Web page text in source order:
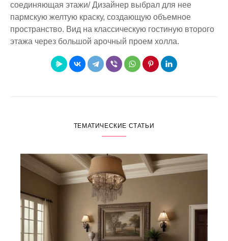
соединяющая этажи/ Дизайнер выбрал для нее
пармскую желтую краску, создающую объемное
пространство. Вид на классическую гостиную второго
этажа через большой арочный проем холла.
ТЕМАТИЧЕСКИЕ СТАТЬИ